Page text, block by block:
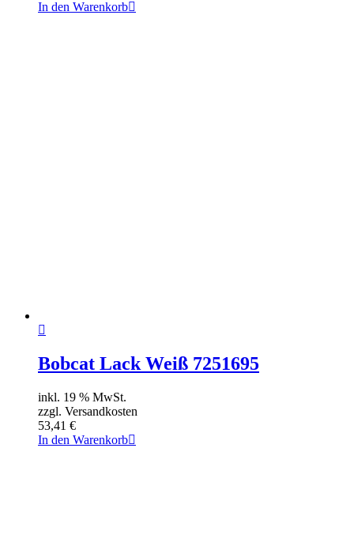
In den Warenkorb
Bobcat Lack Weiß 7251695
inkl. 19 % MwSt.
zzgl. Versandkosten
53,41 €
In den Warenkorb